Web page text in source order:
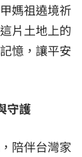
媽祖遶境祈
片土地上的
憶，讓平安
守護
陪伴台灣家